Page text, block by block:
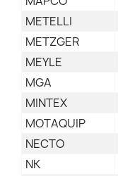
METELLI
METZGER
MEYLE
MGA
MINTEX
MOTAQUIP
NECTO
NK